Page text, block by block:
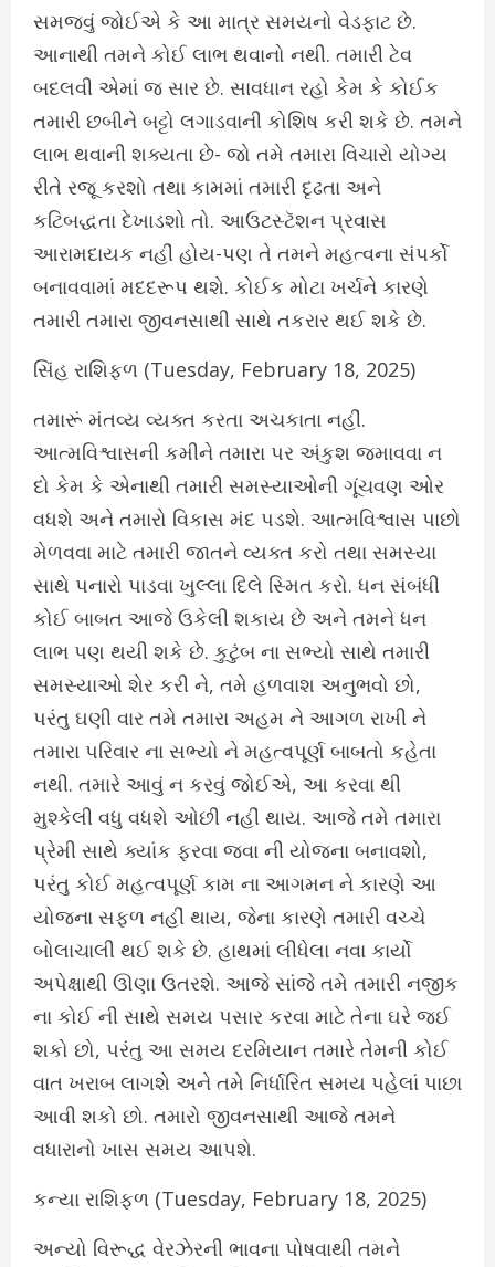
સમજવું જોઈએ કે આ માત્ર સમયનો વેડફાટ છે.
આનાથી તમને કોઈ લાભ થવાનો નથી. તમારી ટેવ
બદલવી એમાં જ સાર છે. સાવધાન રહો કેમ કે કોઈક
તમારી છબીને બટ્ટો લગાડવાની કોશિષ કરી શકે છે. તમને
લાભ થવાની શક્યતા છે- જો તમે તમારા વિચારો યોગ્ય
રીતે રજૂ કરશો તથા કામમાં તમારી દૃઢતા અને
કટિબદ્ધતા દેખાડશો તો. આઉટસ્ટૅશન પ્રવાસ
આરામદાયક નહીં હોય-પણ તે તમને મહત્વના સંપર્કો
બનાવવામાં મદદરૂપ થશે. કોઈક મોટા ખર્ચને કારણે
તમારી તમારા જીવનસાથી સાથે તકરાર થઈ શકે છે.
સિંહ રાશિફળ (Tuesday, February 18, 2025)
તમારૂં મંતવ્ય વ્યક્ત કરતા અચકાતા નહીં.
આત્મવિશ્વાસની કમીને તમારા પર અંકુશ જમાવવા ન
દો કેમ કે એનાથી તમારી સમસ્યાઓની ગૂંચવણ ઓર
વધશે અને તમારો વિકાસ મંદ પડશે. આત્મવિશ્વાસ પાછો
મેળવવા માટે તમારી જાતને વ્યક્ત કરો તથા સમસ્યા
સાથે પનારો પાડવા ખુલ્લા દિલે સ્મિત કરો. ધન સંબંધી
કોઈ બાબત આજે ઉકેલી શકાય છે અને તમને ધન
લાભ પણ થયી શકે છે. કુટુંબ ના સભ્યો સાથે તમારી
સમસ્યાઓ શેર કરી ને, તમે હળવાશ અનુભવો છો,
પરંતુ ઘણી વાર તમે તમારા અહમ ને આગળ રાખી ને
તમારા પરિવાર ના સભ્યો ને મહત્વપૂર્ણ બાબતો કહેતા
નથી. તમારે આવું ન કરવું જોઈએ, આ કરવા થી
મુશ્કેલી વધુ વધશે ઓછી નહીં થાય. આજે તમે તમારા
પ્રેમી સાથે ક્યાંક ફરવા જવા ની યોજના બનાવશો,
પરંતુ કોઈ મહત્વપૂર્ણ કામ ના આગમન ને કારણે આ
યોજના સફળ નહીં થાય, જેના કારણે તમારી વચ્ચે
બોલાચાલી થઈ શકે છે. હાથમાં લીધેલા નવા કાર્યો
અપેક્ષાથી ઊણા ઉતરશે. આજે સાંજે તમે તમારી નજીક
ના કોઈ ની સાથે સમય પસાર કરવા માટે તેના ઘરે જઈ
શકો છો, પરંતુ આ સમય દરમિયાન તમારે તેમની કોઈ
વાત ખરાબ લાગશે અને તમે નિર્ધારિત સમય પહેલાં પાછા
આવી શકો છો. તમારો જીવનસાથી આજે તમને
વધારાનો ખાસ સમય આપશે.
કન્યા રાશિફળ (Tuesday, February 18, 2025)
અન્યો વિરૂદ્ધ વેરઝેરની ભાવના પોષવાથી તમને